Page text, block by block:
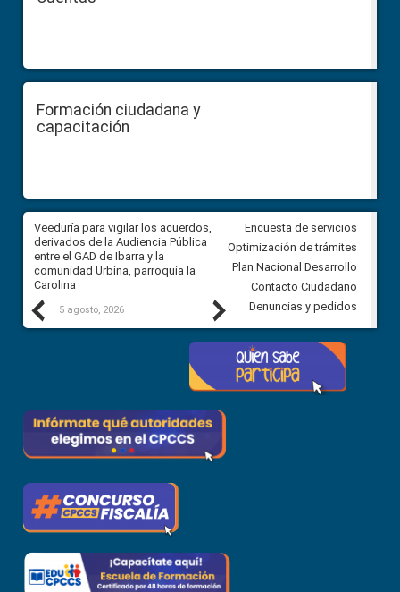
Formación ciudadana y
capacitación
Previous
Veeduría para vigilar los acuerdos,
derivados de la Audiencia Pública
entre el GAD de Ibarra y la
comunidad Urbina, parroquia la
Carolina
5 agosto, 2026
CPCCS convoca a Veeduría
Ciudadana para vigilar el
5 agosto, 2026
Next
Encuesta de servicios
Optimización de trámites
Plan Nacional Desarrollo
Contacto Ciudadano
Denuncias y pedidos